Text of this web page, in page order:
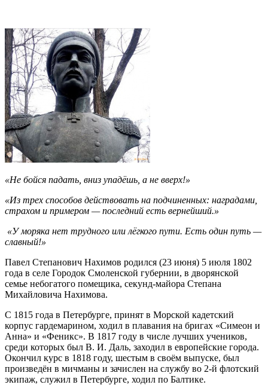
«Не бойся падать, вниз упадёшь, а не вверх!»
«Из трех способов действовать на подчиненных: наградами,
страхом и примером — последний есть вернейший.»
«У моряка нет трудного или лёгкого пути. Есть один путь —
славный!»
Павел Степанович Нахимов родился (23 июня) 5 июля 1802
года в селе Городок Смоленской губернии, в дворянской
семье небогатого помещика, секунд-майора Степана
Михайловича Нахимова.
С 1815 года в Петербурге, принят в Морской кадетский
корпус гардемарином, ходил в плавания на бригах «Симеон и
Анна» и «Феникс». В 1817 году в числе лучших учеников,
среди которых был В. И. Даль, заходил в европейские города.
Окончил курс в 1818 году, шестым в своём выпуске, был
произведён в мичманы и зачислен на службу во 2-й флотский
экипаж, служил в Петербурге, ходил по Балтике.